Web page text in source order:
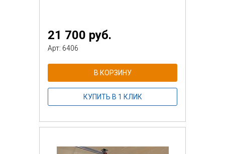
21 700 руб.
Арт: 6406
В КОРЗИНУ
КУПИТЬ В 1 КЛИК